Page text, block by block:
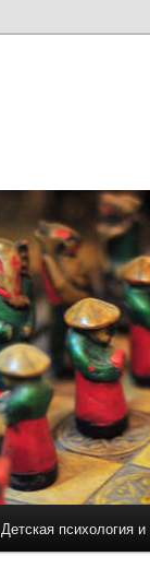
Детская психология и